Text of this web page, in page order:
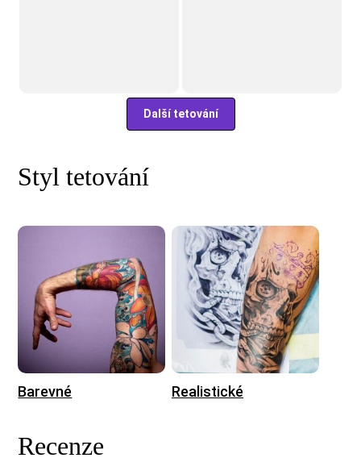
Další tetování
Styl tetování
Barevné Realistické
Recenze